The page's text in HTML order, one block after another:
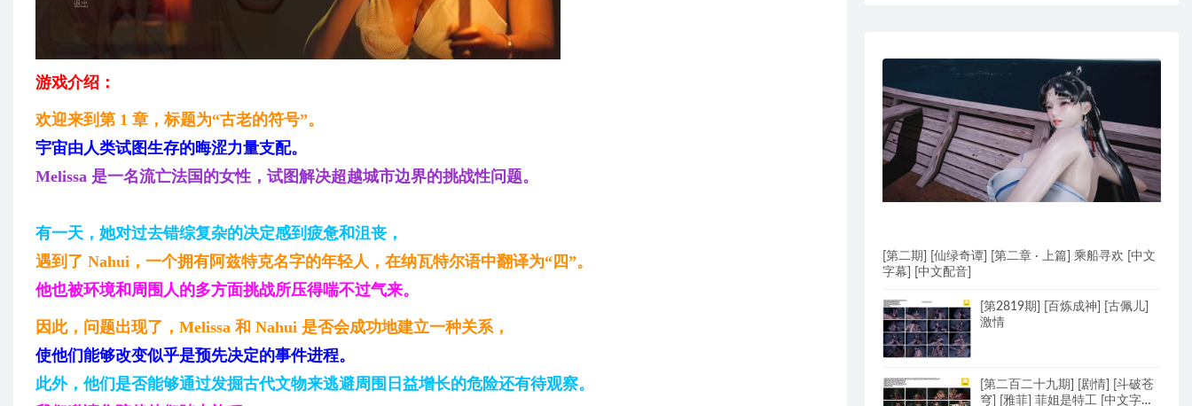
游戏介绍：
欢迎来到第 1 章，标题为“古老的符号”。
宇宙由人类试图生存的晦涩力量支配。
Melissa 是一名流亡法国的女性，试图解决超越城市边界的挑战性问题。
有一天，她对过去错综复杂的决定感到疲惫和沮丧，
遇到了 Nahui，一个拥有阿兹特克名字的年轻人，在纳瓦特尔语中翻译为“四”。
他也被环境和周围人的多方面挑战所压得喘不过气来。
因此，问题出现了，Melissa 和 Nahui 是否会成功地建立一种关系，
使他们能够改变似乎是预先决定的事件进程。
此外，他们是否能够通过发掘古代文物来逃避周围日益增长的危险还有待观察。
[第二期] [仙绿奇谭] [第二章 · 上篇] 乘船寻欢 [中文
字幕] [中文配音]
[第2819期] [百炼成神] [古佩儿]
激情
[第二百二十九期] [剧情] [斗破苍
穹] [雅菲] 菲姐是特工 [中文字幕]